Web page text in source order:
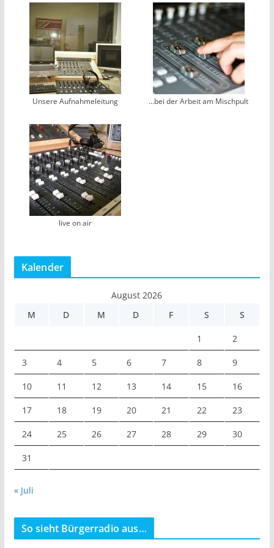
Unsere Aufnahmeleitung …bei der Arbeit am Mischpult
live on air
Kalender
August 2026
M
D M D F S S
1 2
3 4 5 6 7 8 9
10 11 12 13 14 15 16
17 18 19 20 21 22 23
24 25 26 27 28 29 30
31
« Juli
So sieht Bürgerradio aus…